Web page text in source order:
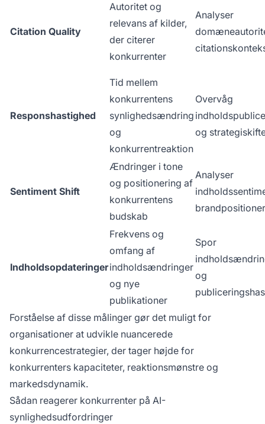
Citation Quality
Autoritet og
relevans af kilder,
der citerer
konkurrenter
Analyser
Responshastighed
Tid mellem
konkurrentens
synlighedsændring
og
konkurrentreaktion
Overvåg
og
Sentiment Shift
Ændringer i tone
og positionering af
konkurrentens
budskab
Analyser
Indholdsopdateringer
Frekvens og
omfang af
indholdsændringer
og nye
publikationer
Spor
og
Forståelse af disse målinger gør det muligt for
organisationer at udvikle nuancerede
konkurrencestrategier, der tager højde for
konkurrenters kapaciteter, reaktionsmønstre og
markedsdynamik.
Sådan reagerer konkurrenter på AI-
synlighedsudfordringer